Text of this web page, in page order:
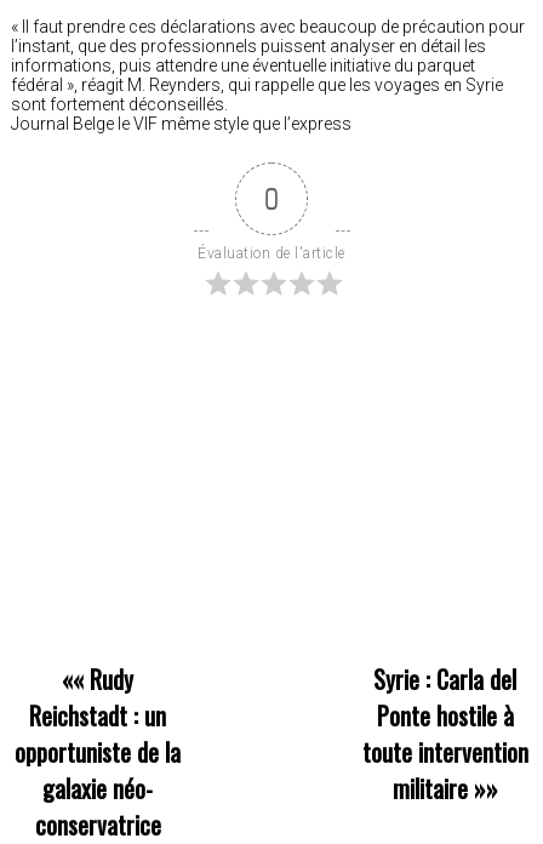
« Il faut prendre ces déclarations avec beaucoup de précaution pour
l’instant, que des professionnels puissent analyser en détail les
informations, puis attendre une éventuelle initiative du parquet
fédéral », réagit M. Reynders, qui rappelle que les voyages en Syrie
sont fortement déconseillés.
Journal Belge le VIF même style que l’express
0
Évaluation de l'article
«« Rudy
Reichstadt : un
opportuniste de la
galaxie néo-
conservatrice
Syrie : Carla del
Ponte hostile à
toute intervention
militaire»»